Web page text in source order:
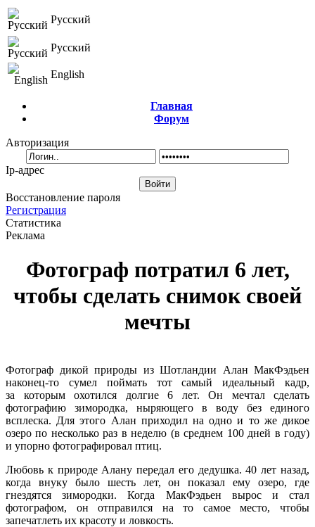
Русский
Русский
English
Главная
Форум
Авторизация
Ip-адрес
Восстановление пароля
Регистрация
Статистика
Реклама
Фотограф потратил 6 лет,
чтобы сделать снимок своей
мечты
Фотограф дикой природы из Шотландии Алан МакФэдьен
наконец-то сумел поймать тот самый идеальный кадр,
за которым охотился долгие 6 лет. Он мечтал сделать
фотографию зимородка, ныряющего в воду без единого
всплеска. Для этого Алан приходил на одно и то же дикое
озеро по несколько раз в неделю (в среднем 100 дней в году)
и упорно фотографировал птиц.
Любовь к природе Алану передал его дедушка. 40 лет назад,
когда внуку было шесть лет, он показал ему озеро, где
гнездятся зимородки. Когда МакФэдьен вырос и стал
фотографом, он отправился на то самое место, чтобы
запечатлеть их красоту и ловкость.